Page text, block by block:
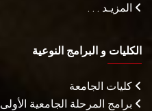
المزيـد . . .
الكليات و البرامج النوعية
كليات الجامعة
برامج المرحلة الجامعية الأولى